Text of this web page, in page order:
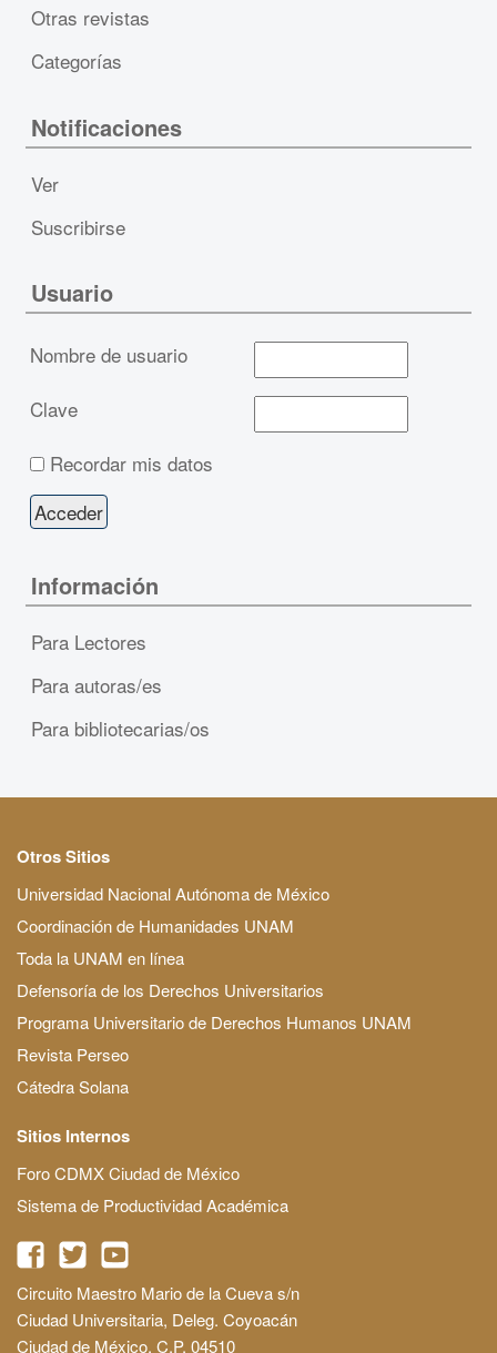
Otras revistas
Categorías
Notificaciones
Ver
Suscribirse
Usuario
Nombre de usuario
Clave
Recordar mis datos
Información
Para Lectores
Para autoras/es
Para bibliotecarias/os
Otros Sitios
Universidad Nacional Autónoma de México
Coordinación de Humanidades UNAM
Toda la UNAM en línea
Defensoría de los Derechos Universitarios
Programa Universitario de Derechos Humanos UNAM
Revista Perseo
Cátedra Solana
Sitios Internos
Foro CDMX Ciudad de México
Sistema de Productividad Académica
Circuito Maestro Mario de la Cueva s/n
Ciudad Universitaria, Deleg. Coyoacán
Ciudad de México, C.P. 04510